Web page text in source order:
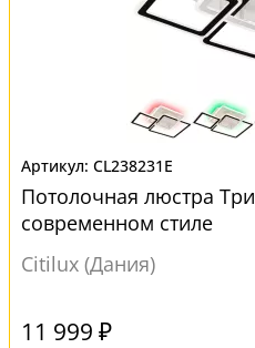
CL238231E
Потолочная люстра
современном стиле
Citilux (Дания)
11 999 ₽